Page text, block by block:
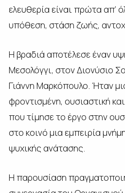
ελευθερία είναι πρώτα απ’
υπόθεση, στάση ζωής,
Η βραδιά αποτέλεσε έναν
Μεσολόγγι, στον Διονύσιο
Γιάννη Μαρκόπουλο. Ήταν
φροντισμένη, ουσιαστική
που τίμησε το έργο στην
στο κοινό μια εμπειρία
ψυχικής ανάτασης.
Η παρουσίαση